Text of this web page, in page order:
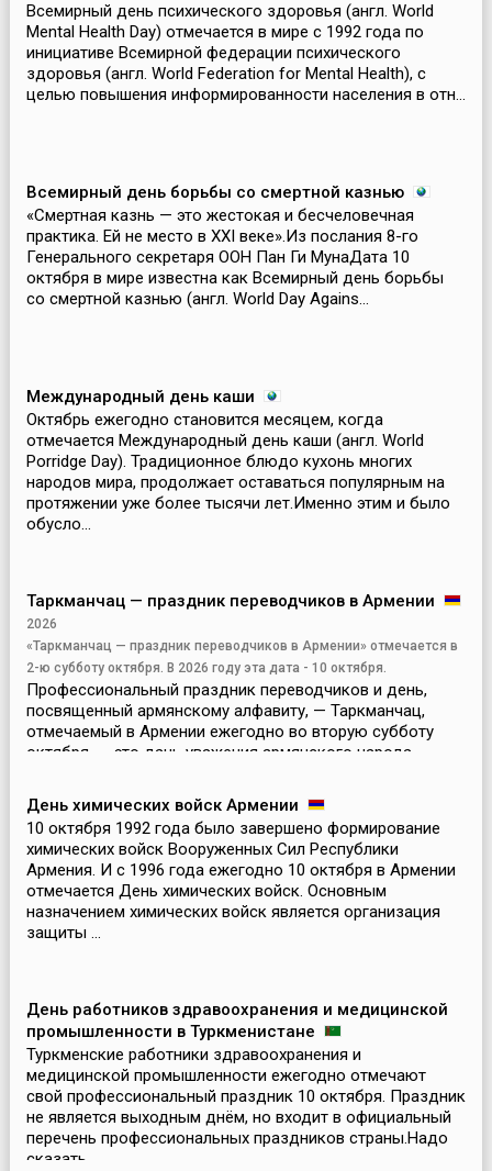
Всемирный день психического здоровья (англ. World
Mental Health Day) отмечается в мире с 1992 года по
инициативе Всемирной федерации психического
здоровья (англ. World Federation for Mental Health), с
целью повышения информированности населения в отн...
Всемирный день борьбы со смертной казнью
«Смертная казнь — это жестокая и бесчеловечная
практика. Ей не место в XXI веке».Из послания 8-го
Генерального секретаря ООН Пан Ги МунаДата 10
октября в мире известна как Всемирный день борьбы
со смертной казнью (англ. World Day Agains...
Международный день каши
Октябрь ежегодно становится месяцем, когда
отмечается Международный день каши (англ. World
Porridge Day). Традиционное блюдо кухонь многих
народов мира, продолжает оставаться популярным на
протяжении уже более тысячи лет.Именно этим и было
обусло...
Таркманчац — праздник переводчиков в Армении
2026
«Таркманчац — праздник переводчиков в Армении» отмечается в
2-ю субботу октября. В 2026 году эта дата - 10 октября.
Профессиональный праздник переводчиков и день,
посвященный армянскому алфавиту, — Таркманчац,
отмечаемый в Армении ежегодно во вторую субботу
октября, — это дань уважения армянского народа
посвящен заме...
День химических войск Армении
10 октября 1992 года было завершено формирование
химических войск Вооруженных Сил Республики
Армения. И с 1996 года ежегодно 10 октября в Армении
отмечается День химических войск. Основным
назначением химических войск является организация
защиты ...
День работников здравоохранения и медицинской
промышленности в Туркменистане
Туркменские работники здравоохранения и
медицинской промышленности ежегодно отмечают
свой профессиональный праздник 10 октября. Праздник
не является выходным днём, но входит в официальный
перечень профессиональных праздников страны.Надо
сказать, ...